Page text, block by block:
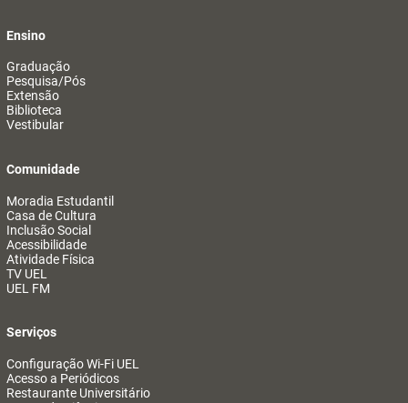
Ensino
Graduação
Pesquisa/Pós
Extensão
Biblioteca
Vestibular
Comunidade
Moradia Estudantil
Casa de Cultura
Inclusão Social
Acessibilidade
Atividade Física
TV UEL
UEL FM
Serviços
Configuração Wi-Fi UEL
Acesso a Periódicos
Restaurante Universitário